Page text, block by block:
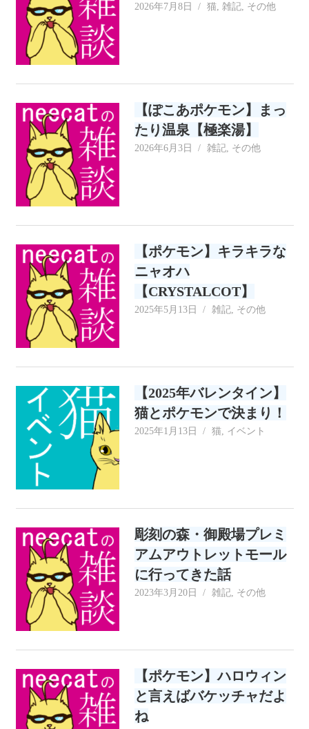
2026年7月8日 neecat
猫, 雑記, その他
【ぽこあポケモン】まっ
たり温泉【極楽湯】
2026年6月3日 neecat
雑記, その他
【ポケモン】キラキラな
ニャオハ
【CRYSTALCOT】
2025年5月13日 neecat
雑記, その他
【2025年バレンタイン】
猫とポケモンで決まり！
2025年1月13日 neecat
猫, イベント
彫刻の森・御殿場プレミ
アムアウトレットモール
に行ってきた話
2023年3月20日 neecat
雑記, その他
【ポケモン】ハロウィン
と言えばバケッチャだよ
ね